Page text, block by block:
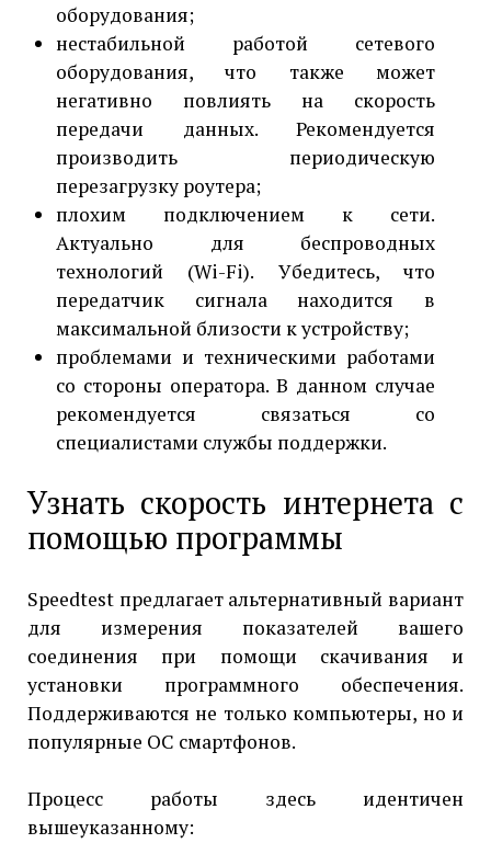
оборудования;
нестабильной работой сетевого
оборудования, что также может
негативно повлиять на скорость
передачи данных. Рекомендуется
производить периодическую
перезагрузку роутера;
плохим подключением к сети.
Актуально для беспроводных
технологий (Wi-Fi). Убедитесь, что
передатчик сигнала находится в
максимальной близости к устройству;
проблемами и техническими работами
со стороны оператора. В данном случае
рекомендуется связаться со
специалистами службы поддержки.
Узнать скорость интернета с
помощью программы
Speedtest предлагает альтернативный вариант
для измерения показателей вашего
соединения при помощи скачивания и
установки программного обеспечения.
Поддерживаются не только компьютеры, но и
популярные ОС смартфонов.
Процесс работы здесь идентичен
вышеуказанному: